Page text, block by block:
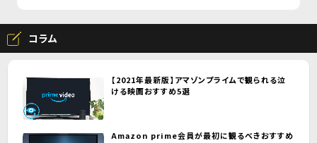
コラム
【2021年最新版】アマゾンプライムで観られる泣
ける映画おすすめ5選
Amazon prime会員が最初に観るべきおすすめ